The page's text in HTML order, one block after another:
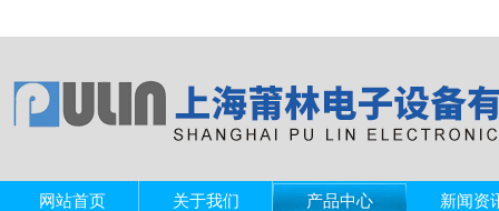
网站首页 关于我们 产品中心 新闻资